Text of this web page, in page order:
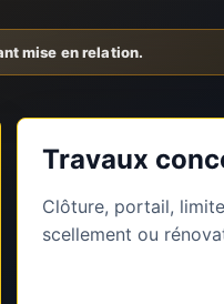
Travaux
Clôture, portail,
scellement ou